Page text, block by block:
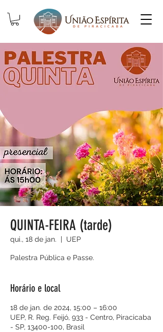
QUINTA-FEIRA (tarde)
qui., 18 de jan.
  |
UEP
Palestra Pública e Passe.
Horário e local
18 de jan. de 2024, 15:00 – 16:00
UEP, R. Reg. Feijó, 933 - Centro, Piracicaba
- SP, 13400-100, Brasil